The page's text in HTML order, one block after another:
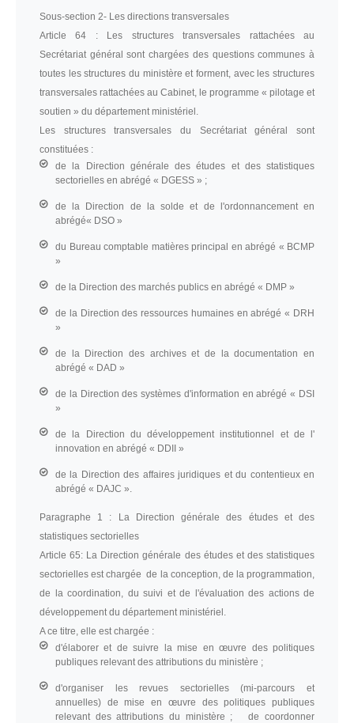
Sous-section 2- Les directions transversales
Article 64 :Les structures transversales rattachées au
Secrétariat général sont chargées des questions communes à
toutes les structures du ministère et forment, avec les structures
transversales rattachées au Cabinet, le programme « pilotage et
soutien » du département ministériel.
Les structures transversales du Secrétariat général sont
constituées :
de la Direction générale des études et des statistiques
sectorielles en abrégé « DGESS » ;
de la Direction de la solde et de l'ordonnancement en
abrégé« DSO »
du Bureau comptable matières principal en abrégé « BCMP
»
de la Direction des marchés publics en abrégé « DMP »
de la Direction des ressources humaines en abrégé « DRH
»
de la Direction des archives et de la documentation en
abrégé « DAD »
de la Direction des systèmes d'information en abrégé « DSI
»
de la Direction du développement institutionnel et de l'
innovation en abrégé « DDII »
de la Direction des affaires juridiques et du contentieux en
abrégé « DAJC ».
Paragraphe 1 : La Direction générale des études et des
statistiques sectorielles
Article 65: La Direction générale des études et des statistiques
sectorielles est chargée de la conception, de la programmation,
de la coordination, du suivi et de l'évaluation des actions de
développement du département ministériel.
A ce titre, elle est chargée :
d'élaborer et de suivre la mise en œuvre des politiques
publiques relevant des attributions du ministère ;
d'organiser les revues sectorielles (mi-parcours et
annuelles) de mise en œuvre des politiques publiques
relevant des attributions du ministère ; de coordonner